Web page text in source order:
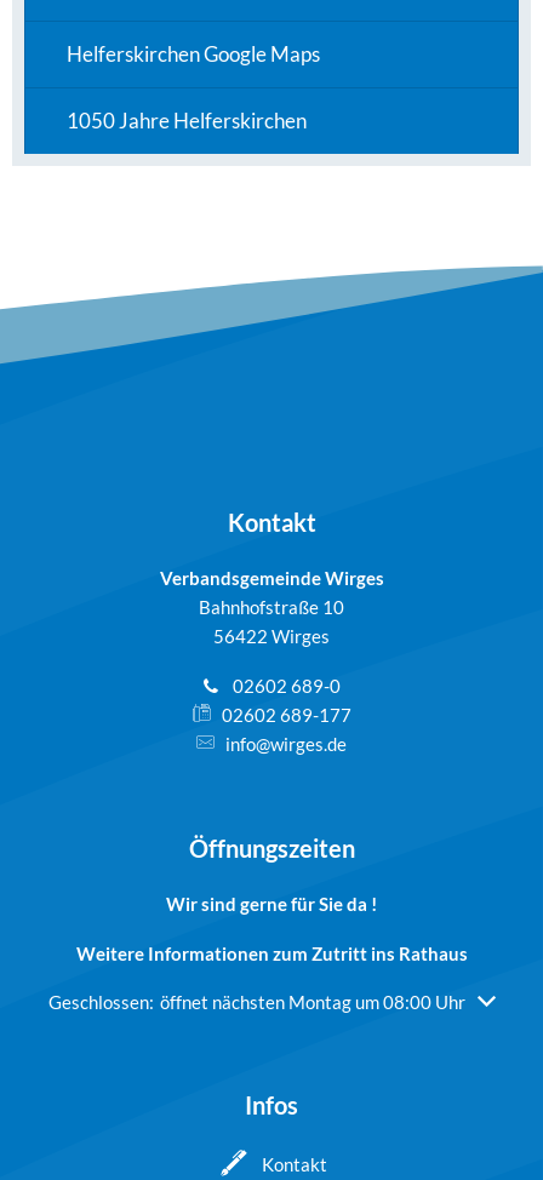
Helferskirchen Google Maps
1050 Jahre Helferskirchen
Kontakt
Verbandsgemeinde Wirges
Bahnhofstraße 10
56422 Wirges
02602 689-0
02602 689-177
info@wirges.de
Öffnungszeiten
Wir sind gerne für Sie da !
Weitere Informationen zum Zutritt ins Rathaus
Klicken, um weitere Öffnungs- oder Schließzeiten
Geschlossen: öffnet nächsten Montag um 08:00 Uhr
Infos
Kontakt